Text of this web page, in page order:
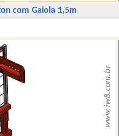
com Gaiola 1,5m